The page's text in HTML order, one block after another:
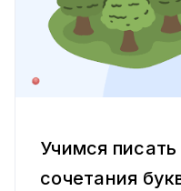
Учимся
сочетания